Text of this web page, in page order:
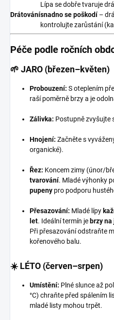
Drátování
Lípa se dobře tvaruje
snadno se poškodí –
kontrolujte zarůstání
Péče podle ročních
🌱 JARO (březen–květen)
Probouzení: S oteplením
raší poměrně brzy a je
Zálivka: Postupně zvyšujte
Hnojení: Začněte s
organické).
Řez: Koncem zimy (únor/
tvarování. Mladé výhonky
pupeny pro podporu
Přesazování: Mladé lípy
let. Ideální termín je brzy
Při přesazování odstraňte
kořenového balu.
☀️ LÉTO (červen–srpen)
Umístění: Plné slunce až
°C) chraňte před spálením
mladé listy mohou trpět.